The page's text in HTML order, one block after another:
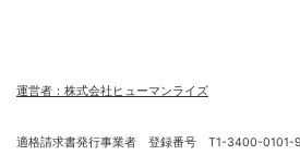
運営者：株式会社ヒューマンライズ
適格請求書発行事業者 登録番号 T1-3400-0101-